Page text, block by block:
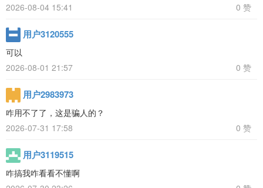
2026-08-04 15:41
0 赞
用户3120555
可以
2026-08-01 21:57
0 赞
用户2983973
咋用不了了，这是骗人的？
2026-07-31 17:58
0 赞
用户3119515
咋搞我咋看看不懂啊